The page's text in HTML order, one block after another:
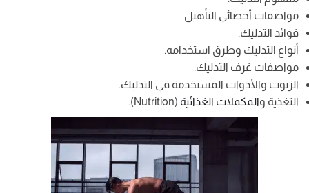
مواصفات أخصائي التأهيل.
فوائد التدليك.
أنواع التدليك وطرق استخدامه.
مواصفات غرف التدليك.
الزيوت والأدوات المستخدمة في التدليك.
التغذية والمكملات الغذائية (Nutrition).